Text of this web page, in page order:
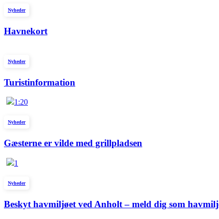
Nyheder
Havnekort
Nyheder
Turistinformation
1:20
Nyheder
Gæsterne er vilde med grillpladsen
1
Nyheder
Beskyt havmiljøet ved Anholt – meld dig som